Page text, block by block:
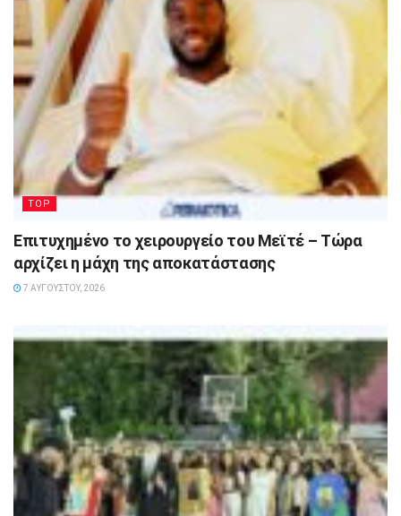
TOP
Επιτυχημένο το χειρουργείο του Μεϊτέ – Τώρα
αρχίζει η μάχη της αποκατάστασης
7 ΑΥΓΟΎΣΤΟΥ, 2026